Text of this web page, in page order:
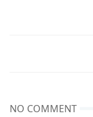
NO COMMENT